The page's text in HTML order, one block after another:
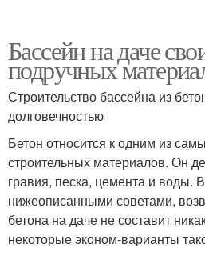
Бассейн на даче
подручных
Строительство бассейна из
долговечностью
Бетон относится к одним из
строительных материалов. Он
гравия, песка, цемента и воды.
нижеописанными советами,
бетона на даче не составит
некоторые эконом-варианты